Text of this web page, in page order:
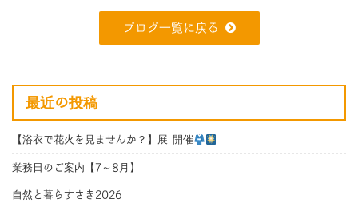
ブログ一覧に戻る
最近の投稿
【浴衣で花火を見ませんか？】展 開催
業務日のご案内【7～8月】
自然と暮らすさき2026